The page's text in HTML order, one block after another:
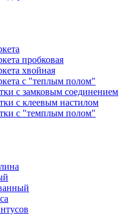
пробковая
хвойная
с "теплым полом"
с замковым соединением
с клеевым настилом
с "темплым полом"